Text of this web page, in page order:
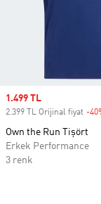
Sale price
1.499 TL
2.399 TL Orijinal fiyat -
Own the Run Tişört
Erkek Performance
3 renk